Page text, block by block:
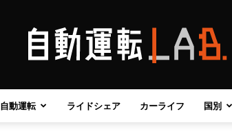
自
自動運転 ライドシェア カーライフ 国別